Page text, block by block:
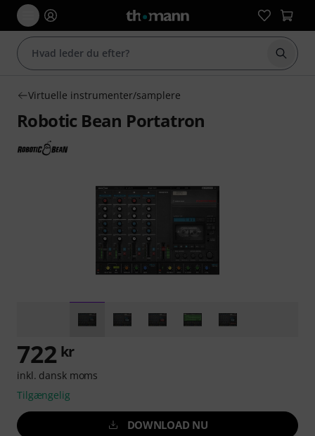
Start
Virtuelle instrumenter/samplere
Robotic Bean Portatron
722 kr
inkl. dansk moms
Tilgængelig
DOWNLOAD NU